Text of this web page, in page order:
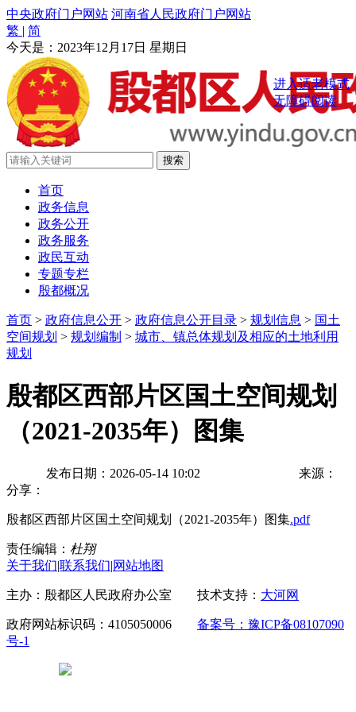
中央政府门户网站 河南省人民政府门户网站
繁 | 简
今天是： 2023年12月17日 星期日
进入适老模式
无障碍阅读
首页
政务信息
政务公开
政务服务
政民互动
专题专栏
殷都概况
首页 > 政府信息公开 > 政府信息公开目录 > 规划信息 > 国土
空间规划 > 规划编制 > 城市、镇总体规划及相应的土地利用
规划
殷都区西部片区国土空间规划
（2021-2035年）图集
发布日期：2026-05-14 10:02
来源：
分享：
殷都区西部片区国土空间规划（2021-2035年）图集.pdf
责任编辑： 杜翔
关于我们|联系我们|网站地图
主办：殷都区人民政府办公室 技术支持： 大河网
政府网站标识码：4105050006 备案号：豫ICP备08107090
号-1